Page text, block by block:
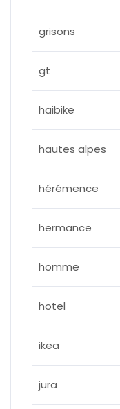
grisons
gt
haibike
hautes alpes
hérémence
hermance
homme
hotel
ikea
jura